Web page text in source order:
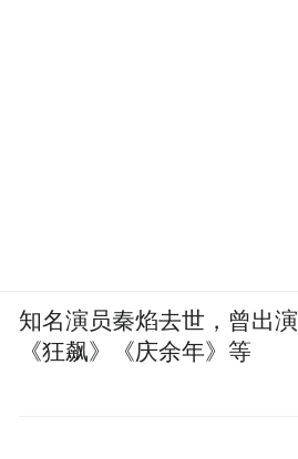
知名演员秦焰去世，曾出演
《狂飙》《庆余年》等